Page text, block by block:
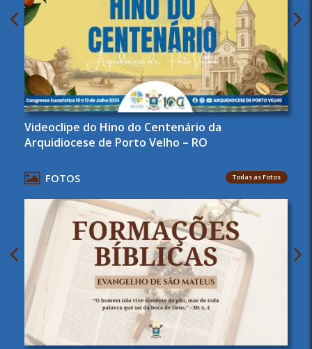
Videoclipe do Hino do Centenário da
Arquidiocese de Porto Velho – RO
FOTOS Todas as Fotos